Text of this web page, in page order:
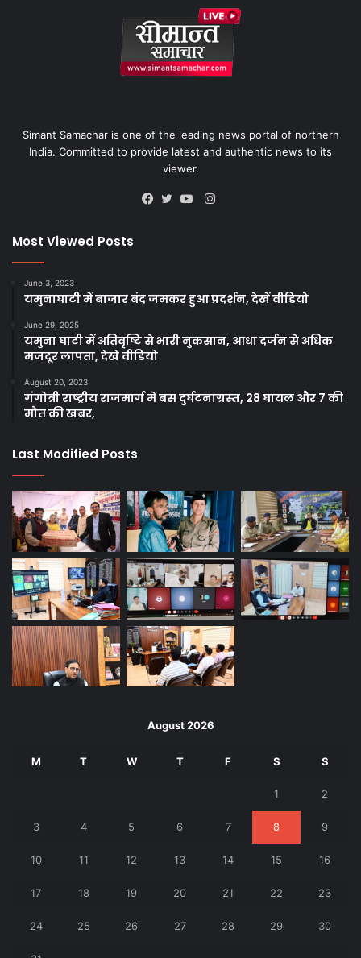
Simant Samachar is one of the leading news portal of northern
India. Committed to provide latest and authentic news to its
viewer.
Instagram
Most Viewed Posts
June 3, 2023
यमुनाघाटी में बाजार बंद जमकर हुआ प्रदर्शन, देखें वीडियो
June 29, 2025
यमुना घाटी में अतिवृष्टि से भारी नुकसान, आधा दर्जन से अधिक
मजदूर लापता, देखे वीडियो
August 20, 2023
गंगोत्री राष्ट्रीय राजमार्ग में बस दुर्घटनाग्रस्त, 28 घायल और 7 की
मौत की खबर,
Last Modified Posts
August 2026
M T W T F S S
1 2
3 4 5 6 7 8 9
10 11 12 13 14 15 16
17 18 19 20 21 22 23
24 25 26 27 28 29 30